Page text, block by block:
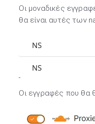
Οι μοναδικές
θα είναι αυτές των
Οι εγγραφές που θα